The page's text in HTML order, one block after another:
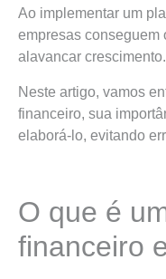
Ao implementar um
empresas conseguem
alavancar crescimento.
Neste artigo, vamos
financeiro, sua
elaborá-lo, evitando
O que é
financeiro